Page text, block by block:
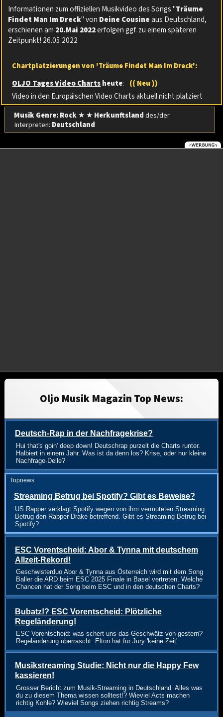
Informationen zum offiziellen Musikvideo des Songs "Träume
Findet Man Im Dreck" von Deine Cousineaus Deutschland,
erschienen am 20.Mai 2022erfolgen ggf. zu einem späteren
Zeitpunkt! 26.05.2022
Chartplatzierungen von 'Träume Findet Man Im Dreck':
OLJO Tages Video Chartsheute:
(( Neu ))
Video in den Europäischen Video Charts aktuell nicht platziert
Musik Genre: Rock★ ★ Herkunftslanddes/der
Interpreten: Deutschland
Oljo Musik Magazin Top News:
Deutsch-Rap in der Nachfragekrise?
Hui that's goin' deep down! Deutschrap purzelt die Charts runter.
Halbiert in einem Jahr. Was ist da denn los? Krise, oder nur kleine
Nachfrage-Delle?
Topnews
Streaming Betrug bei Spotify? Gibt es Beweise?
US Rapper verklagt Spotify wegen von ihm vermuteten Streaming
Betrug den Rapper Drake betreffend. Gibt es Streaming Betrug bei
Spotify?
ESC Vorentscheid: Abor & Tynna mit deutschem
Allzeit-Rekord!
Geschwisterduo Abor & Tynna aus Österreich wird mit dem Song
Baller die ARD beim ESC 2025 Finale in Basel vertreten. Welche
Chancen hat der Song beim ESC und in den deutschen Charts?
Bubatz!? ESC Vorentscheid: Plötzliche
Regeländerung!
ESC Vorentscheid: was schert uns das Geschwätz von gestern?
Regeländerung überrascht. Elton hat für Jury 'keine Zeit'.
Musikstreaming Studie: Nicht nur die Happy Few
kassieren!
Grosser Bericht zum Musik-Streaming in Deutschland. Alles was
du zu diesem Thema wissen solltest!? Wieviel Acts machen
richtig Kohle? Wieviel Songs ziehen richtig Streams?